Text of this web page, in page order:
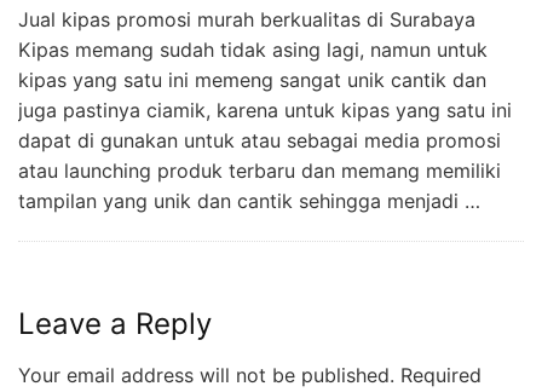
Jual kipas promosi murah berkualitas di Surabaya
Kipas memang sudah tidak asing lagi, namun untuk
kipas yang satu ini memeng sangat unik cantik dan
juga pastinya ciamik, karena untuk kipas yang satu ini
dapat di gunakan untuk atau sebagai media promosi
atau launching produk terbaru dan memang memiliki
tampilan yang unik dan cantik sehingga menjadi …
Leave a Reply
Your email address will not be published. Required